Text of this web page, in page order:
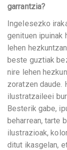
garrantzia?
Ingelesezko
genituen ipuinak
lehen
beste guztiak
nire lehen
zoratzen daude.
ilustratzaileei
Besterik gabe,
beharrean, tarte
ilustrazioak,
ditut ikasgelan,